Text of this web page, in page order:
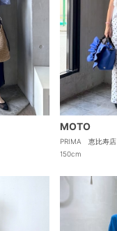
MOTO
PRIMA 恵比寿店
150cm